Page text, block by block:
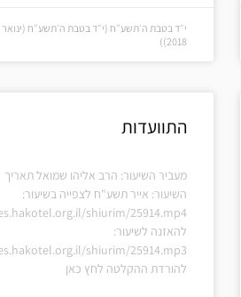
2018))
התוועדות
מעביר השיעור: הרב אליהו שמואל תאריך
השיעור: אייר תשע"ח לצפייה בשיעור:
shiurim/25914.mp4
להאזנה לשיעור:
shiurim/25914.mp3
להורדת ההקלטה לחץ כאן